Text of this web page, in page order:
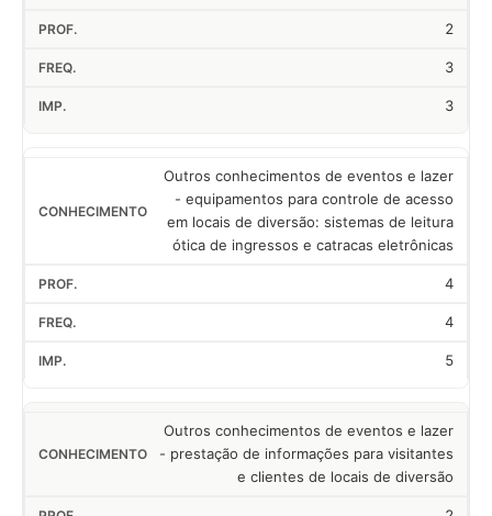
2
3
3
Outros conhecimentos de eventos e lazer
- equipamentos para controle de acesso
em locais de diversão: sistemas de leitura
ótica de ingressos e catracas eletrônicas
4
4
5
Outros conhecimentos de eventos e lazer
- prestação de informações para visitantes
e clientes de locais de diversão